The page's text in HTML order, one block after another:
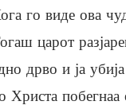
го виде ова
царот
дрво и ја
Христа